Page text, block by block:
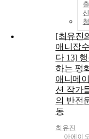
출
신
청
[최유진
애니잡수
다 13]
하는 평
애니메이
션 작가
의 반전
동
최유진
아에이